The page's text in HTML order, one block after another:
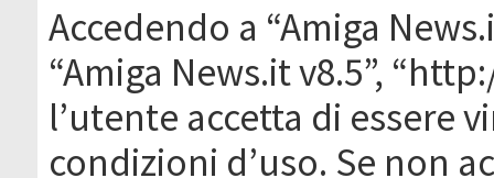
Accedendo a “Amiga
“Amiga News.it v8.5”,
l’utente accetta di essere
condizioni d’uso. Se non